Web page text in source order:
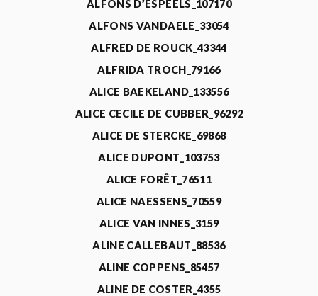
ALFONS D’ESPEELS_107170
ALFONS VANDAELE_33054
ALFRED DE ROUCK_43344
ALFRIDA TROCH_79166
ALICE BAEKELAND_133556
ALICE CECILE DE CUBBER_96292
ALICE DE STERCKE_69868
ALICE DUPONT_103753
ALICE FORÊT_76511
ALICE NAESSENS_70559
ALICE VAN INNES_3159
ALINE CALLEBAUT_88536
ALINE COPPENS_85457
ALINE DE COSTER_4355